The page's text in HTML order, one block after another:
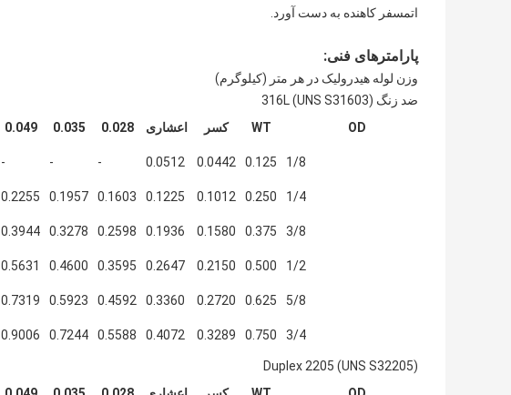
اتمسفر کاهنده به دست آورد.
پارامترهای فنی:
وزن لوله هیدرولیک در هر متر (کیلوگرم)
ضد زنگ 316L (UNS S31603)
OD
WT کسر اعشاری 0.028
0.035
0.049
1/8
0.125
0.0442
0.0512
-
-
-
1/4
0.250
0.1012
0.1225
0.1603
0.1957
0.2255
3/8
0.375
0.1580
0.1936
0.2598
0.3278
0.3944
1/2
0.500
0.2150
0.2647
0.3595
0.4600
0.5631
5/8
0.625
0.2720
0.3360
0.4592
0.5923
0.7319
3/4
0.750
0.3289
0.4072
0.5588
0.7244
0.9006
Duplex 2205 (UNS S32205)